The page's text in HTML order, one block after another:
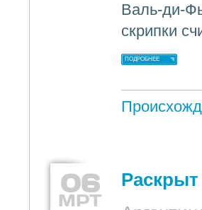
Валь-ди-
скрипки
ПОДРОБНЕЕ
06
МРТ